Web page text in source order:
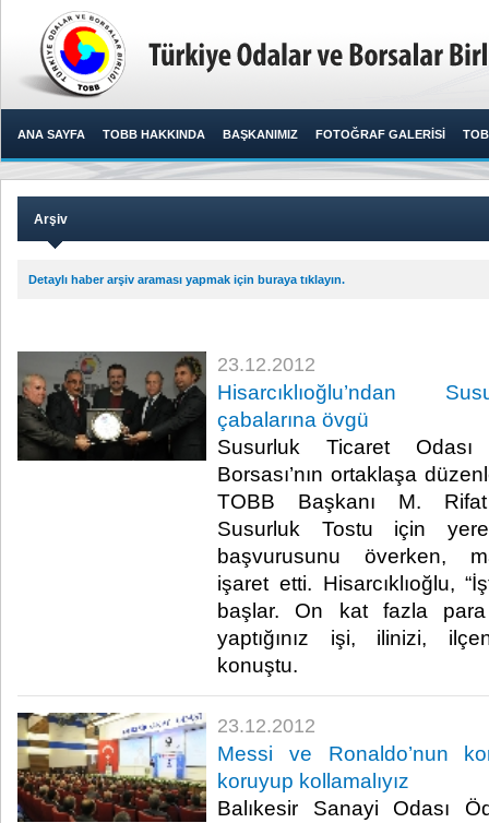
ANA SAYFA TOBB HAKKINDA BAŞKANIMIZ FOTOĞRAF GALERİSİ
Arşiv
Detaylı haber arşiv araması yapmak için buraya tıklayın.
23.12.2012
Hisarcıklıoğlu’ndan
çabalarına övgü
Susurluk Ticaret
Borsası’nın ortaklaşa
TOBB Başkanı M. Rifat
Susurluk Tostu için
başvurusunu överken,
işaret etti. Hisarcıklıoğlu,
başlar. On kat fazla para
yaptığınız işi, ilinizi,
konuştu. ​
23.12.2012
Messi ve Ronaldo’nun
koruyup kollamalıyız
Balıkesir Sanayi Odası